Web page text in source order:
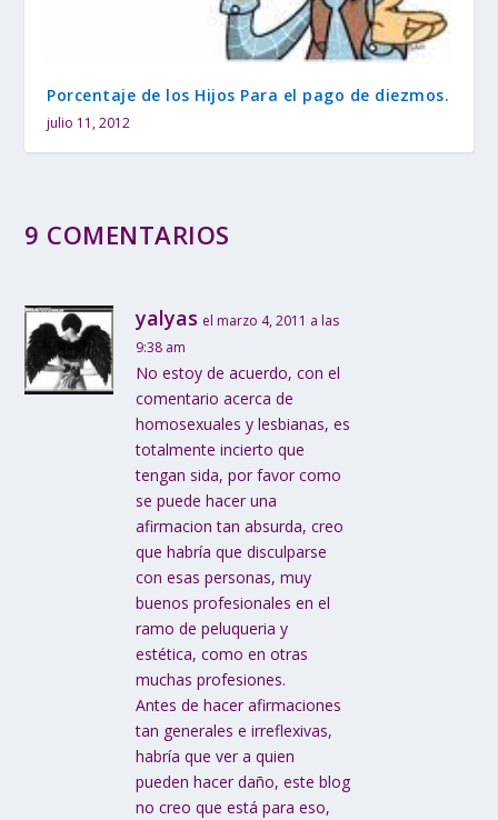
Porcentaje de los Hijos Para el pago de diezmos.
julio 11, 2012
9 COMENTARIOS
yalyas el marzo 4, 2011 a las
9:38 am
No estoy de acuerdo, con el
comentario acerca de
homosexuales y lesbianas, es
totalmente incierto que
tengan sida, por favor como
se puede hacer una
afirmacion tan absurda, creo
que habría que disculparse
con esas personas, muy
buenos profesionales en el
ramo de peluqueria y
estética, como en otras
muchas profesiones.
Antes de hacer afirmaciones
tan generales e irreflexivas,
habría que ver a quien
pueden hacer daño, este blog
no creo que está para eso,